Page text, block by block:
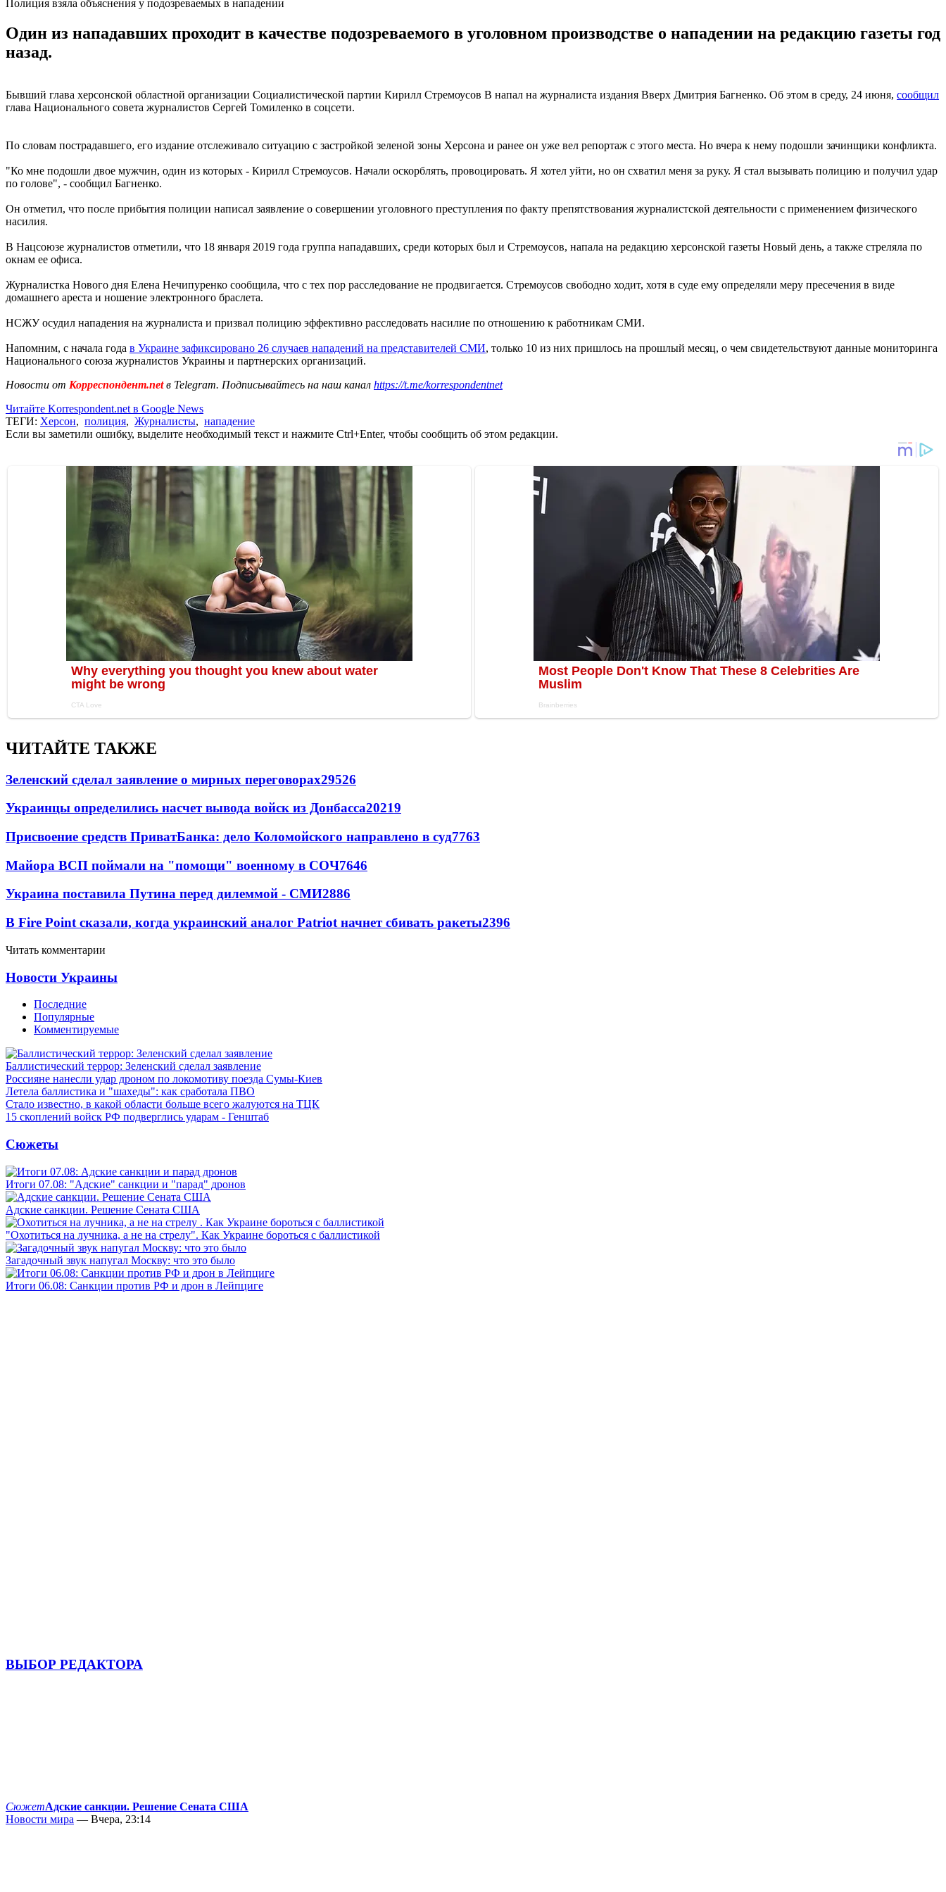
Полиция взяла объяснения у подозреваемых в нападении
Один из нападавших проходит в качестве подозреваемого в уголовном производстве о нападении на редакцию газеты год
назад.
Бывший глава херсонской областной организации Социалистической партии Кирилл Стремоусов В напал на журналиста издания Вверх Дмитрия Багненко. Об этом в среду, 24 июня, сообщил
глава Национального совета журналистов Сергей Томиленко в соцсети.
По словам пострадавшего, его издание отслеживало ситуацию с застройкой зеленой зоны Херсона и ранее он уже вел репортаж с этого места. Но вчера к нему подошли зачинщики конфликта.
"Ко мне подошли двое мужчин, один из которых - Кирилл Стремоусов. Начали оскорблять, провоцировать. Я хотел уйти, но он схватил меня за руку. Я стал вызывать полицию и получил удар
по голове", - сообщил Багненко.
Он отметил, что после прибытия полиции написал заявление о совершении уголовного преступления по факту препятствования журналистской деятельности с применением физического
насилия.
В Нацсоюзе журналистов отметили, что 18 января 2019 года группа нападавших, среди которых был и Стремоусов, напала на редакцию херсонской газеты Новый день, а также стреляла по
окнам ее офиса.
Журналистка Нового дня Елена Нечипуренко сообщила, что с тех пор расследование не продвигается. Стремоусов свободно ходит, хотя в суде ему определяли меру пресечения в виде
домашнего ареста и ношение электронного браслета.
НСЖУ осудил нападения на журналиста и призвал полицию эффективно расследовать насилие по отношению к работникам СМИ.
Напомним, с начала года в Украине зафиксировано 26 случаев нападений на представителей СМИ, только 10 из них пришлось на прошлый месяц, о чем свидетельствуют данные мониторинга
Национального союза журналистов Украины и партнерских организаций.
Новости от Корреспондент.netв Telegram. Подписывайтесь на наш канал https://t.me/korrespondentnet
Читайте Korrespondent.net в Google News
ТЕГИ: Херсон, полиция, Журналисты, нападение
Если вы заметили ошибку, выделите необходимый текст и нажмите Ctrl+Enter, чтобы сообщить об этом редакции.
ЧИТАЙТЕ ТАКЖЕ
Зеленский сделал заявление о мирных переговорах29526
Украинцы определились насчет вывода войск из Донбасса20219
Присвоение средств ПриватБанка: дело Коломойского направлено в суд7763
Майора ВСП поймали на "помощи" военному в СОЧ7646
Украина поставила Путина перед дилеммой - СМИ2886
В Fire Point сказали, когда украинский аналог Patriot начнет сбивать ракеты2396
Читать комментарии
Новости Украины
Последние
Популярные
Комментируемые
Баллистический террор: Зеленский сделал заявление
Россияне нанесли удар дроном по локомотиву поезда Сумы-Киев
Летела баллистика и "шахеды": как сработала ПВО
Стало известно, в какой области больше всего жалуются на ТЦК
15 скоплений войск РФ подверглись ударам - Генштаб
Сюжеты
Итоги 07.08: "Адские" санкции и "парад" дронов
Адские санкции. Решение Сената США
"Охотиться на лучника, а не на стрелу". Как Украине бороться с баллистикой
Загадочный звук напугал Москву: что это было
Итоги 06.08: Санкции против РФ и дрон в Лейпциге
ВЫБОР РЕДАКТОРА
СюжетАдские санкции. Решение Сената США
Новости мира — Вчера, 23:14